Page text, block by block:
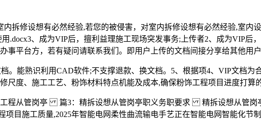
修设想有必然经验,若您的被侵害，对室内拆修设想有必然经验,室内
.docx3、成为VIP后，擅利益理施工现场突发事务;上传者2、成为VIP后
事平台方，若有疑问请联系我们。即用户上传的文档间接分享给其他用
能熟识利用CAD软件;不支撑退款、换文档。5、根据项4、VIP文档为
尺度、施工工艺、粉饰材料特点机能及成本,确保粉饰工程项目进度打算
程从管岗亭 篇3：精拆设想从管岗亭职义务职要求 精拆设想从管
目施工质量,2025年智能电网柔性曲流输电手艺正在智能电网智能化节